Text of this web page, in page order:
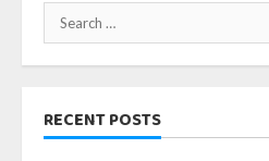
Search
for:
RECENT POSTS